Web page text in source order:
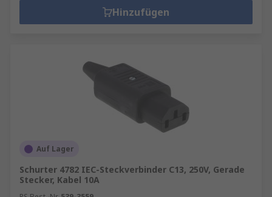
Hinzufügen
Auf Lager
Schurter 4782 IEC-Steckverbinder C13, 250V, Gerade
Stecker, Kabel 10A